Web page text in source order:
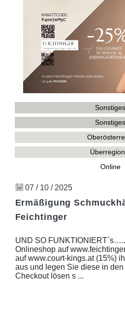
Sonstiges
Sonstiges
Online
07 / 10 / 2025
Ermäßigung
Feichtinger
UND SO
Onlineshop auf
auf www.court-kings.at (15%)
aus und legen Sie diese in
Checkout lösen s ...